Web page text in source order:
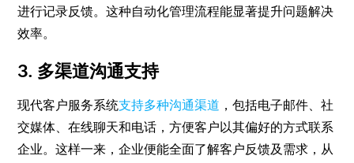
进行记录反馈。这种自动化管理流程能显著提升问题解决
效率。
3. 多渠道沟通支持
现代客户服务系统支持多种沟通渠道 ，包括电子邮件、社
交媒体、在线聊天和电话，方便客户以其偏好的方式联系
企业。这样一来，企业便能全面了解客户反馈及需求，从